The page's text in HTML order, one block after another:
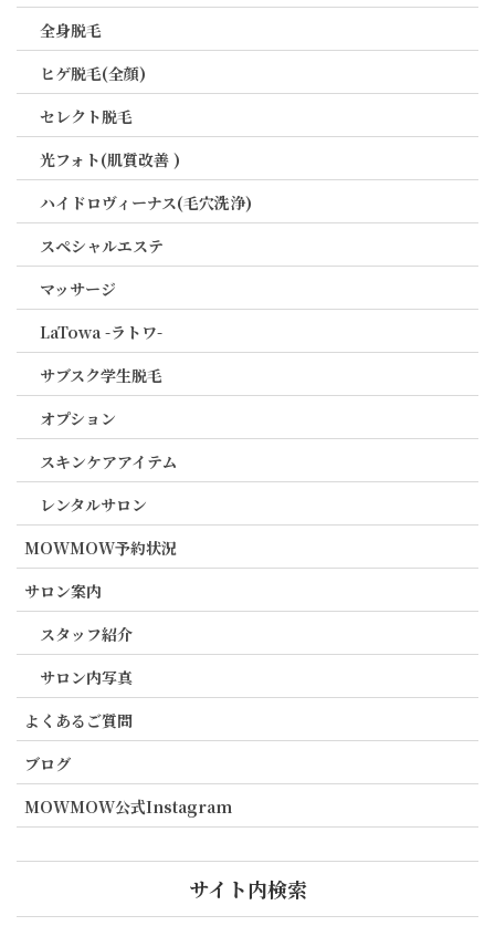
全身脱毛
ヒゲ脱毛(全顔)
セレクト脱毛
光フォト(肌質改善 )
ハイドロヴィーナス(毛穴洗浄)
スペシャルエステ
マッサージ
LaTowa -ラトワ-
サブスク学生脱毛
オプション
スキンケアアイテム
レンタルサロン
MOWMOW予約状況
サロン案内
スタッフ紹介
サロン内写真
よくあるご質問
ブログ
MOWMOW公式Instagram
サイト内検索